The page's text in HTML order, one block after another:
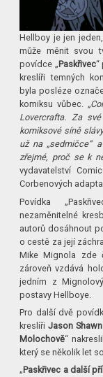
Hellboy je jen
může měnit svou
povídce „Paskřivec“
kreslíři temných
byla posléze
komiksu vůbec.
Lovercrafta. Za
komiksové síně
už na „sedmičce“
zřejmé, proč se k
vydavatelství
Corbenových
Povídka
nezaměnitelné
autorů dosáhnout
o cestě za její
Mike Mignola zde
zároveň vzdává
jedním z
postavy Hellboye.
Pro další dvě
kreslířiJason
Molochově“
který se několik let
„Paskřivec a další